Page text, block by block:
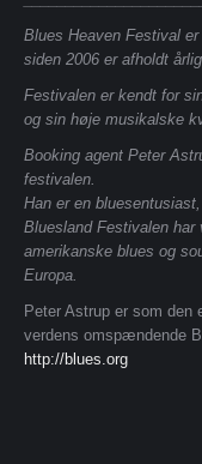
Blues Heaven Festival
siden 2006 er afholdt
Festivalen er kendt for
og sin høje musikalske
Booking agent Peter
festivalen.
Han er en
Bluesland Festivalen
amerikanske blues og
Europa.
Peter Astrup er som
verdens omspændende
http://blues.org